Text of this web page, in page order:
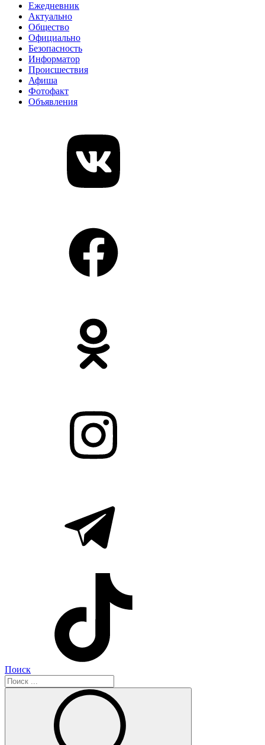
Ежедневник
Актуально
Общество
Официально
Безопасность
Информатор
Происшествия
Афиша
Фотофакт
Объявления
Поиск